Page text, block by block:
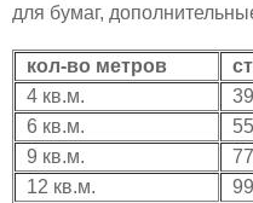
для бумаг,
кол-во метров
4 кв.м.
6 кв.м.
9 кв.м.
12 кв.м.